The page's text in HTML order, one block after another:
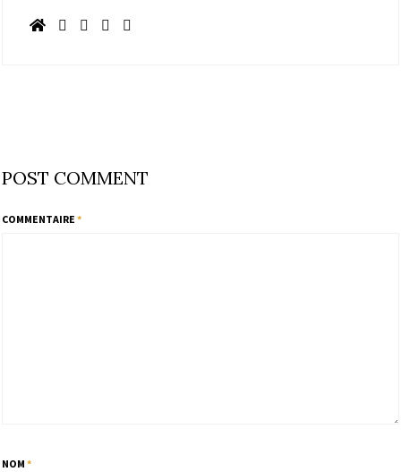
POST COMMENT
COMMENTAIRE *
NOM *